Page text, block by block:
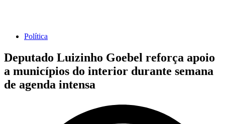
Política
Deputado Luizinho Goebel reforça apoio
a municípios do interior durante semana
de agenda intensa